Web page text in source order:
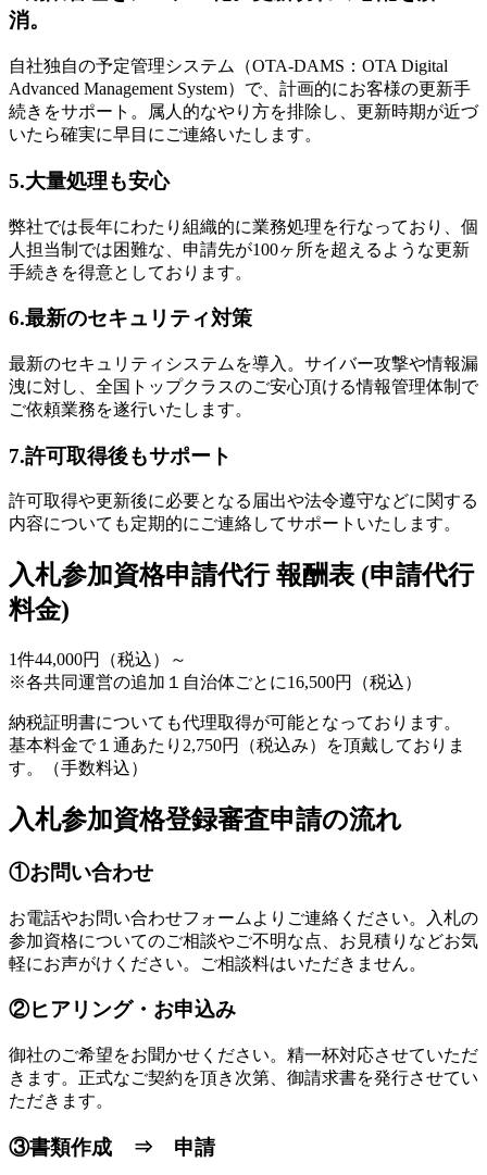
消。
自社独自の予定管理システム（OTA-DAMS：OTA Digital
Advanced Management System）で、計画的にお客様の更新手
続きをサポート。属人的なやり方を排除し、更新時期が近づ
いたら確実に早目にご連絡いたします。
5.大量処理も安心
弊社では長年にわたり組織的に業務処理を行なっており、個
人担当制では困難な、申請先が100ヶ所を超えるような更新
手続きを得意としております。
6.最新のセキュリティ対策
最新のセキュリティシステムを導入。サイバー攻撃や情報漏
洩に対し、全国トップクラスのご安心頂ける情報管理体制で
ご依頼業務を遂行いたします。
7.許可取得後もサポート
許可取得や更新後に必要となる届出や法令遵守などに関する
内容についても定期的にご連絡してサポートいたします。
入札参加資格申請代行 報酬表 (申請代行
料金)
1件44,000円（税込）～
※各共同運営の追加１自治体ごとに16,500円（税込）
納税証明書についても代理取得が可能となっております。
基本料金で１通あたり2,750円（税込み）を頂戴しておりま
す。（手数料込）
入札参加資格登録審査申請の流れ
①お問い合わせ
お電話やお問い合わせフォームよりご連絡ください。入札の
参加資格についてのご相談やご不明な点、お見積りなどお気
軽にお声がけください。ご相談料はいただきません。
②ヒアリング・お申込み
御社のご希望をお聞かせください。精一杯対応させていただ
きます。正式なご契約を頂き次第、御請求書を発行させてい
ただきます。
③書類作成 ⇒ 申請